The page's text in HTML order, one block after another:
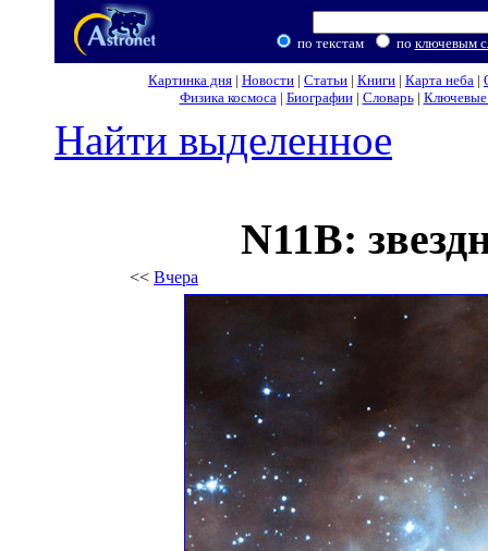
по текстам по ключевым
Картинка дня | Новости | Статьи | Книги | Карта неба |
Физика космоса| Биографии| Словарь| Ключевые
Найти выделенное
N11B:
<< Вчера